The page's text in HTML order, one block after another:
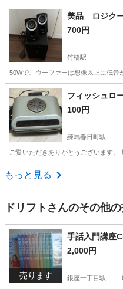
東京 品川区 不動前駅
美品 ロジク
700円
竹橋駅
50Wで、ウーファーは想像以上に低音
東京 千代田区 フィッシュロ
100円
練馬春日町駅
ご覧いただきありがとうございます
東京 練馬区
もっと見る
ドリフト さんのその他の
売ります
手話入門講座
2,000円
銀座一丁目駅